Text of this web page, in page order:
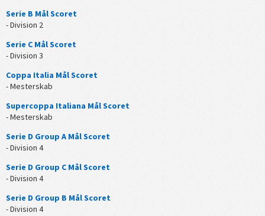
Serie B Mål Scoret
- Division 2
Serie C Mål Scoret
- Division 3
Coppa Italia Mål Scoret
- Mesterskab
Supercoppa Italiana Mål Scoret
- Mesterskab
Serie D Group A Mål Scoret
- Division 4
Serie D Group C Mål Scoret
- Division 4
Serie D Group B Mål Scoret
- Division 4